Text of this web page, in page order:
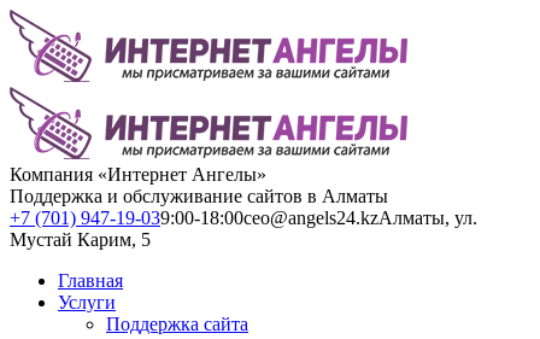
Компания «Интернет Ангелы»
Поддержка и обслуживание сайтов в Алматы
+7 (701) 947-19-039:00-18:00ceo@angels24.kzАлматы, ул.
Мустай Карим, 5
Главная
Услуги
Поддержка сайта